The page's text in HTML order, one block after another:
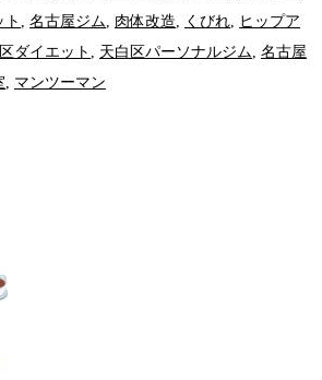
ト 名古屋ジム 肉体改造 くびれ
ヒップア
ダイエット 天白区パーソナルジム 名古屋
マンツーマン